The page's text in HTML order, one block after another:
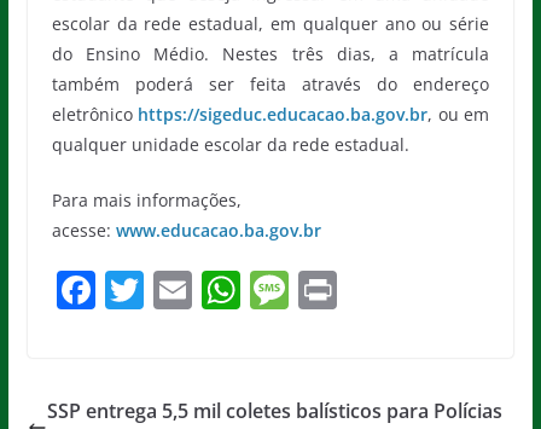
escolar da rede estadual, em qualquer ano ou série
do Ensino Médio. Nestes três dias, a matrícula
também poderá ser feita através do endereço
eletrônico https://sigeduc.educacao.ba.gov.br, ou em
qualquer unidade escolar da rede estadual.
Para mais informações,
acesse: www.educacao.ba.gov.br
F
e
T
er
E
l
W
s
M
a
Pr
SSP entrega 5,5 mil coletes balísticos para Polícias